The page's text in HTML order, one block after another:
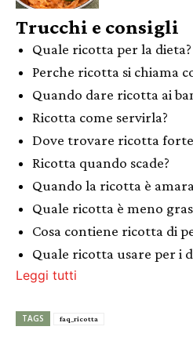
Trucchi e consigli
Quale ricotta per la dieta?
Perche ricotta si chiama
Quando dare ricotta ai
Ricotta come servirla?
Dove trovare ricotta
Ricotta quando scade?
Quando la ricotta è
Quale ricotta è meno
Cosa contiene ricotta di
Quale ricotta usare per i
Leggi tutti
TAGS faq_ricotta